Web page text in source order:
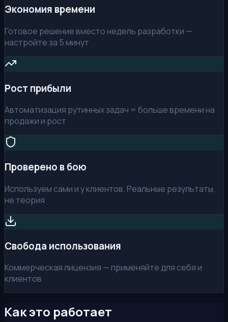
Экономия времени
Готовое решение вместо недель разработки —
настройте за 5 минут
Рост прибыли
Автоматизация рутинных задач = больше времени на
продажи и рост
Проверено в бою
Используем сами и у клиентов. Реальные результаты,
не теория
Свобода использования
Коммерческая лицензия — применяйте для себя и
клиентов
Как это работает